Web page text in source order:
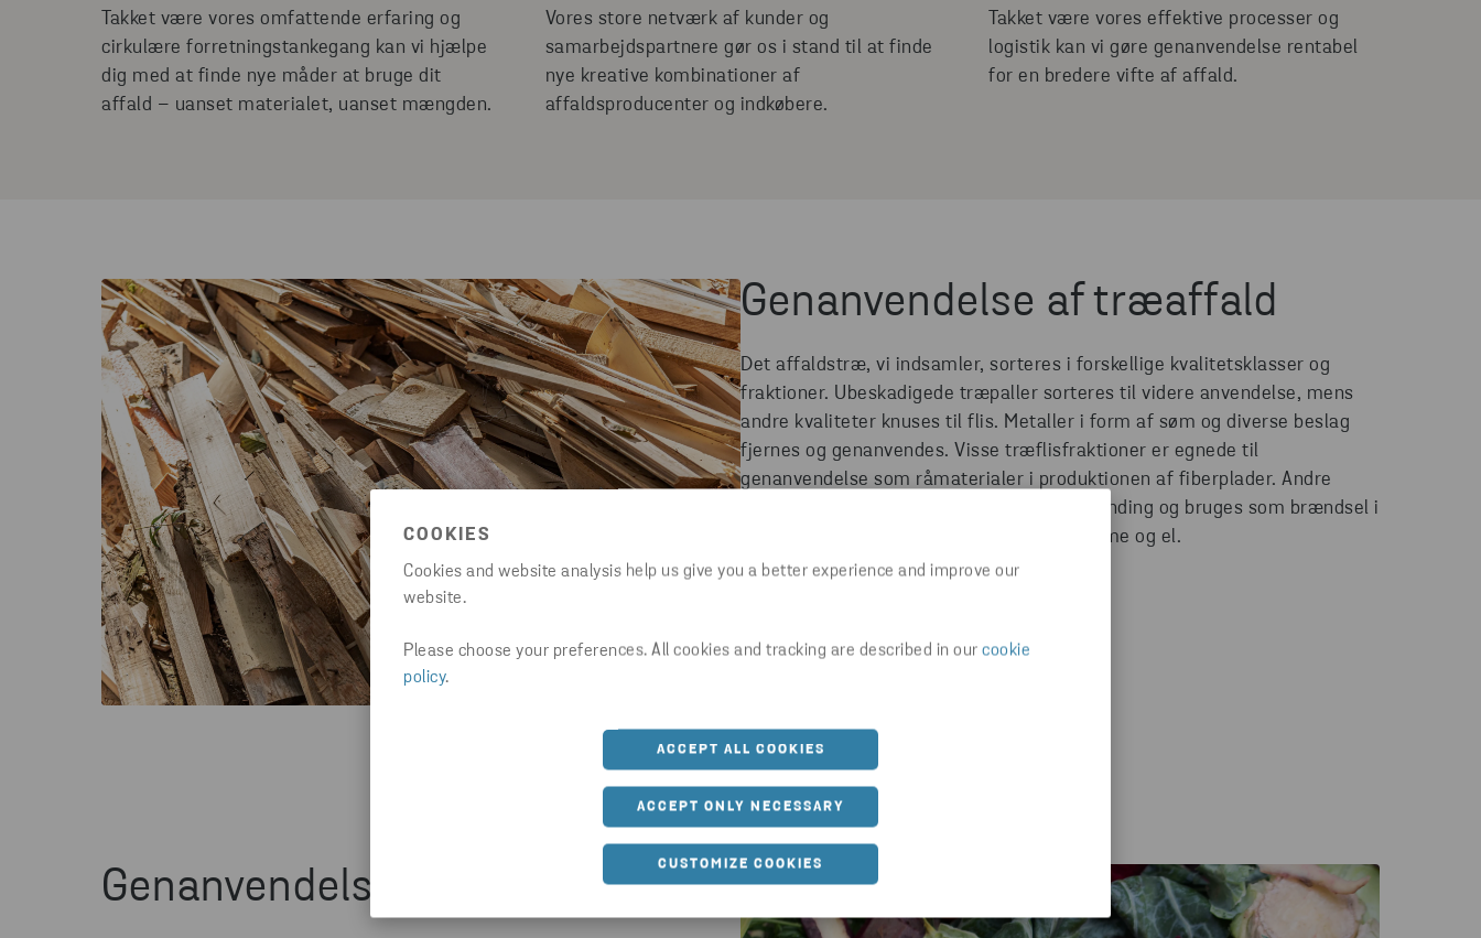
COOKIES
Cookies and website analysis help us give you a better experience and improve our
website.
Please choose your preferences. All cookies and tracking are described in our cookie
policy.
ACCEPT ALL COOKIES
ACCEPT ONLY NECESSARY
CUSTOMIZE COOKIES
Takket være vores omfattende erfaring og
cirkulære forretningstankegang kan vi hjælpe
dig med at finde nye måder at bruge dit
affald – uanset materialet, uanset mængden.
Vores store netværk af kunder og
samarbejdspartnere gør os i stand til at finde
nye kreative kombinationer af
affaldsproducenter og indkøbere.
Takket være vores effektive processer og
logistik kan vi gøre genanvendelse rentabel
for en bredere vifte af affald.
Genanvendelse af træaffald
Det affaldstræ, vi indsamler, sorteres i forskellige kvalitetsklasser og
fraktioner. Ubeskadigede træpaller sorteres til videre anvendelse, mens
andre kvaliteter knuses til flis. Metaller i form af søm og diverse beslag
fjernes og genanvendes. Visse træflisfraktioner er egnede til
genanvendelse som råmaterialer i produktionen af fiberplader. Andre
fraktioner er mere velegnede til energiudvinding og bruges som brændsel i
kraftvarmeværker, der producerer fjernvarme og el.
Genanvendelse af madaffald